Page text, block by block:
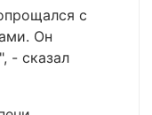
с
Он
- сказал